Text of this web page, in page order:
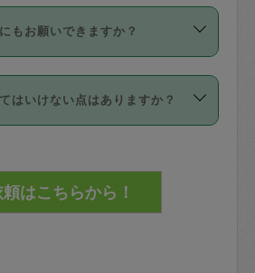
ださい。
細】タスカジさんの登録に際
、
損害賠償保険について教えて
セル（定期、スポット契約
える※と、以下のキャンセル
ます。
ル料：
24時間前＝依頼料金の50%
」というメニューはありま
回のみ」依頼を活用するこ
気に入ったタスカジさんを
合う気になるタスカジさ
い。
番気に入ったタスカジさんに
もお願いできますか？
作業はタスカジさんの同意
数回の依頼ののち、タスカ
者の間で十分な信頼関係が
。
屋に入るためにタスカジさん
はいけない点はありますか？
のかかるロッカーや金庫に入
の責任の元管理するよう心掛
。